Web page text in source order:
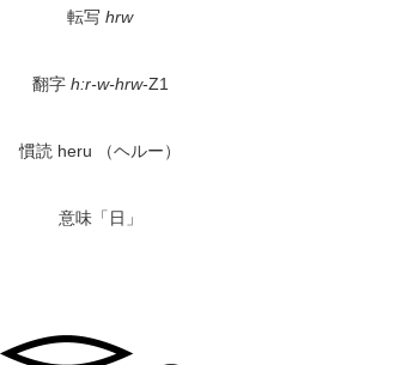
転写 hrw
翻字 h:r-w-hrw-Z1
慣読 heru （ヘルー）
意味「日」